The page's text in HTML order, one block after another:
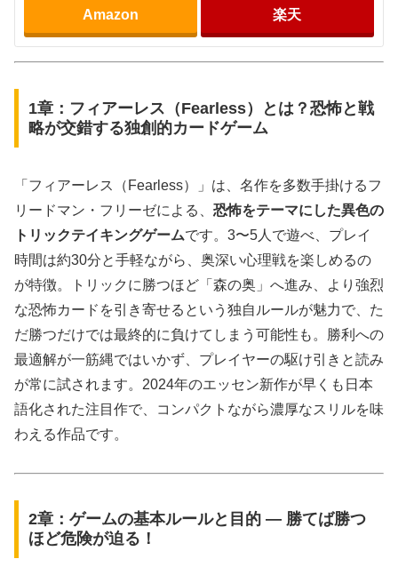
Amazon 楽天
1章：フィアーレス（Fearless）とは？恐怖と戦
略が交錯する独創的カードゲーム
「フィアーレス（Fearless）」は、名作を多数手掛けるフ
リードマン・フリーゼによる、 恐怖をテーマにした異色の
トリックテイキングゲームです。3〜5人で遊べ、プレイ
時間は約30分と手軽ながら、奥深い心理戦を楽しめるの
が特徴。トリックに勝つほど「森の奥」へ進み、より強烈
な恐怖カードを引き寄せるという独自ルールが魅力で、た
だ勝つだけでは最終的に負けてしまう可能性も。勝利への
最適解が一筋縄ではいかず、プレイヤーの駆け引きと読み
が常に試されます。2024年のエッセン新作が早くも日本
語化された注目作で、コンパクトながら濃厚なスリルを味
わえる作品です。
2章：ゲームの基本ルールと目的 ― 勝てば勝つ
ほど危険が迫る！